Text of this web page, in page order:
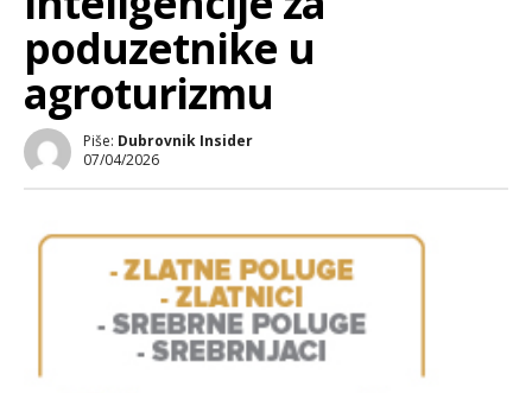
poduzetnike u
agroturizmu
Piše: Dubrovnik Insider
07/04/2026